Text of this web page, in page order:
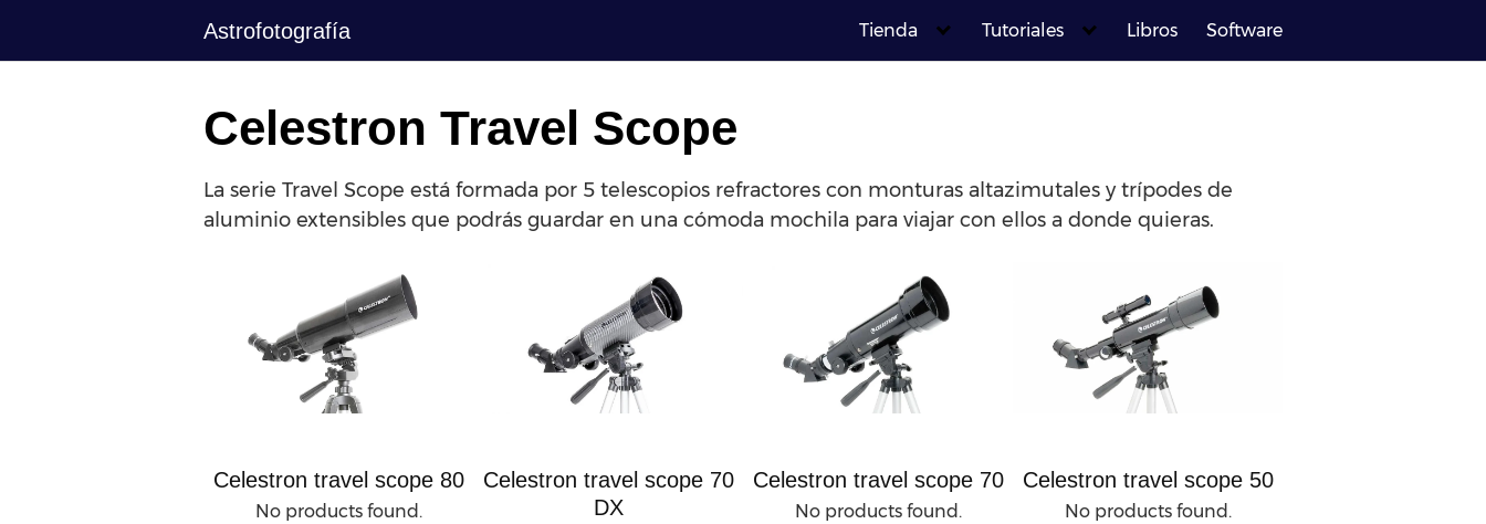
contenido
Astrofotografía Tienda Tutoriales Libros Software
Celestron Travel Scope
La serie Travel Scope está formada por 5 telescopios refractores con monturas altazimutales y trípodes de
aluminio extensibles que podrás guardar en una cómoda mochila para viajar con ellos a donde quieras.
Celestron travel scope 80
No products found.
Celestron travel scope 70
DX
Celestron travel scope 70
No products found.
Celestron travel scope 50
No products found.